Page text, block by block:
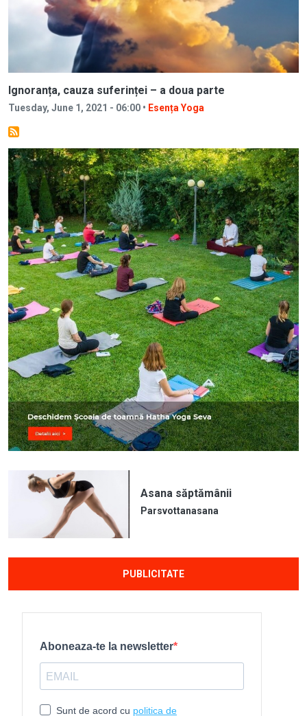
Ignoranța, cauza suferinței – a doua parte
Tuesday, June 1, 2021 - 06:00 • Esența Yoga
Image
Asana săptămânii
Parsvottanasana
PUBLICITATE